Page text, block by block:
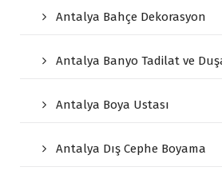
Antalya Bahçe Dekorasyon
Antalya Banyo Tadilat ve
Antalya Boya Ustası
Antalya Dış Cephe Boyama